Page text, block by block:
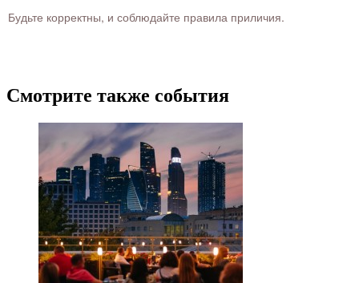
Будьте корректны, и соблюдайте правила приличия.
Смотрите также события